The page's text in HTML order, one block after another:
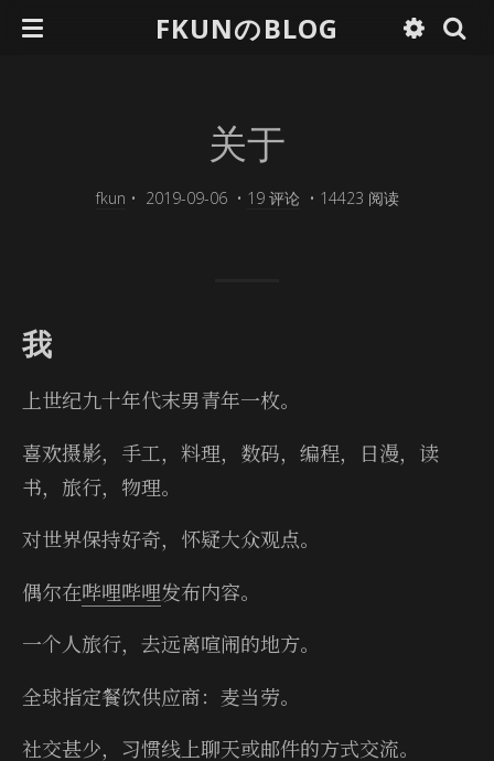
FKUNのBLOG
关于
fkun • 2019-09-06• 19 评论• 14423 阅读
我
上世纪九十年代末男青年一枚。
喜欢摄影，手工，料理，数码，编程，日漫，读
书，旅行，物理。
对世界保持好奇，怀疑大众观点。
偶尔在哔哩哔哩发布内容。
一个人旅行，去远离喧闹的地方。
全球指定餐饮供应商：麦当劳。
社交甚少，习惯线上聊天或邮件的方式交流。